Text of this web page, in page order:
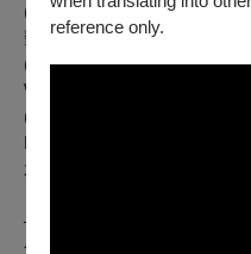
reference only.
(The Queen, The King's
魏斯・安德森作
(狐狸先生、歡迎來到布達
Wes Anderson’s Suite
(Fantastic Mr. Fox, The
Dispatch)
水底情深 The Shape of Water
————— 中場休息
色，戒 Lust, Caution